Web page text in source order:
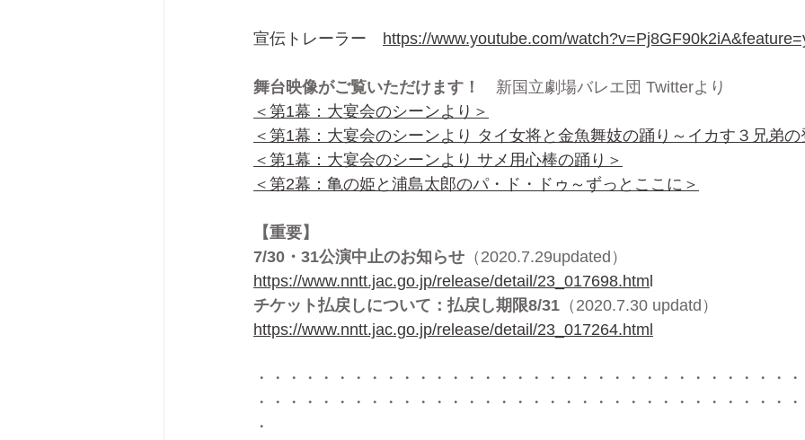
宣伝トレーラー https://www.youtube.com/
舞台映像がご覧いただけます！
新国立劇場バレエ団 Twitterより
＜第1幕：大宴会のシーンより＞
＜第1幕：大宴会のシーンより タイ女将と金魚舞妓の踊り～イカす３兄弟の
＜第1幕：大宴会のシーンより サメ用心棒の踊り＞
＜第2幕：亀の姫と浦島太郎のパ・ド・ドゥ～ずっとここに＞
【重要】
7/30・31公演中止のお知らせ （2020.7.29updated）
https://www.nntt.jac.go.jp/release/detail/23_017698.html
チケット払戻しについて：払戻し期限8/31 （2020.7.30 updatd）
https://www.nntt.jac.go.jp/release/detail/23_017264.html
・・・・・・・・・・・・・・・・・・・・・・・・・・・・・・・・・
・・・・・・・・・・・・・・・・・・・・・・・・・・・・・・・・・・
・